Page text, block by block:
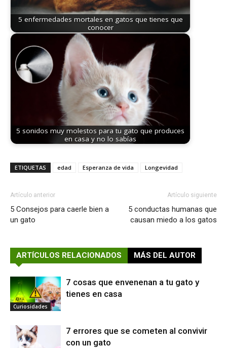
5 enfermedades mortales en gatos que tienes que
conocer
5 sonidos muy molestos para tu gato que produces
en casa y no lo sabías
ETIQUETAS edad Esperanza de vida Longevidad
Artículo anterior
5 Consejos para caerle bien a
un gato
Artículo siguiente
5 conductas humanas que
causan miedo a los gatos
ARTÍCULOS RELACIONADOS MÁS DEL AUTOR
Curiosidades
7 cosas que envenenan a tu gato y
tienes en casa
7 errores que se cometen al convivir
con un gato